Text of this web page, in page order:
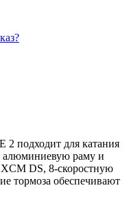
подходит для катания
алюминиевую раму и
DS, 8-скоростную
тормоза обеспечивают